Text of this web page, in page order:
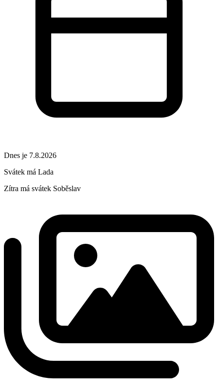
Dnes je 7.8.2026
Svátek má Lada
Zítra má svátek Soběslav